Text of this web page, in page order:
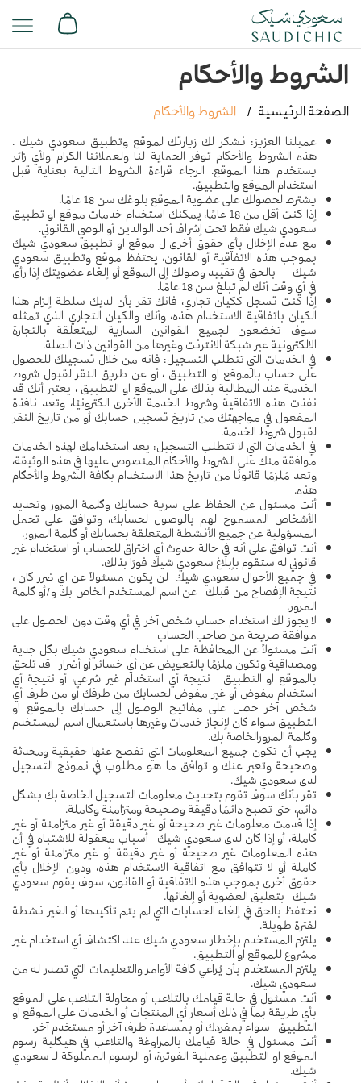
الشروط والأحكام
الصفحة الرئيسية الشروط والأحكام
عميلنا العزيز: نشكر لك زيارتك لموقع وتطبيق سعودي شيك .
هذه الشروط والأحكام توفر الحماية لنا ولعملائنا الكرام ولأي زائر
يستخدم هذا الموقع. الرجاء قراءة الشروط التالية بعناية قبل
استخدام الموقع والتطبيق.
يشترط لحصولك على عضوية الموقع بلوغك سن 18 عامًا.
إذا كنت أقل من 18 عامًا، يمكنك استخدام خدمات موقع او تطبيق
سعودي شيك فقط تحت إشراف أحد الوالدين أو الوصي القانوني.
مع عدم الإخلال بأي حقوق أخرى ل موقع او تطبيق سعودي شيك
بموجب هذه الاتفاقية أو القانون، يحتفظ موقع وتطبيق سعودي
شيك بالحق في تقييد وصولك إلى الموقع أو إلغاء عضويتك إذا رأى
في أي وقت أنك لم تبلغ سن 18 عامًا.
إذا كنت تسجل ككيان تجاري، فانك تقر بأن لديك سلطة إلزام هذا
الكيان باتفاقية الاستخدام هذه، وأنك والكيان التجاري الذي تمثله
سوف تخضعون لجميع القوانين السارية المتعلقة بالتجارة
الالكترونية عبر شبكة الانترنت وغيرها من القوانين ذات الصلة.
في الخدمات التي تتطلب التسجيل: فانه من خلال تسجيلك للحصول
على حساب بالموقع او التطبيق ، أو عن طريق النقر لقبول شروط
الخدمة عند المطالبة بذلك على الموقع او التطبيق ، يعتبر أنك قد
نفذت هذه الاتفاقية وشروط الخدمة الأخرى الكترونيًا، وتعد نافذة
المفعول في مواجهتك من تاريخ تسجيل حسابك أو من تاريخ النقر
لقبول شروط الخدمة.
في الخدمات التي لا تتطلب التسجيل: يعد استخدامك لهذه الخدمات
موافقة منك على الشروط والأحكام المنصوص عليها في هذه الوثيقة،
وتعد مُلزمًا قانونًا من تاريخ هذا الاستخدام بكافة الشروط والأحكام
هذه.
أنت مسئول عن الحفاظ على سرية حسابك وكلمة المرور وتحديد
الأشخاص المسموح لهم بالوصول لحسابك، وتوافق على تحمل
المسؤولية عن جميع الأنشطة المتعلقة بحسابك أو كلمة المرور.
أنت توافق على أنه في حالة حدوث أي اختراق للحساب أو استخدام غير
قانوني له ستقوم بإبلاغ سعودي شيك فورًا بذلك.
في جميع الأحوال سعودي شيك لن يكون مسئولاً عن اي ضرر كان ،
نتيجة الإفصاح من قبلك عن اسم المستخدم الخاص بك و/أو كلمة
المرور.
لا يجوز لك استخدام حساب شخص آخر في أي وقت دون الحصول على
موافقة صريحة من صاحب الحساب
أنت مسئولاً عن المحافظة على استخدام سعودي شيك بكل جدية
ومصداقية وتكون ملزمًا بالتعويض عن أي خسائر أو أضرار قد تلحق
بالموقع او التطبيق نتيجة أي استخدام غير شرعي، أو نتيجة أي
استخدام مفوض أو غير مفوض لحسابك من طرفك أو من طرف أي
شخص آخر حصل على مفاتيح الوصول إلى حسابك بالموقع او
التطبيق سواء كان لإنجاز خدمات وغيرها باستعمال اسم المستخدم
وكلمة المرورالخاصة بك.
يجب أن تكون جميع المعلومات التي تفصح عنها حقيقية ومحدثة
وصحيحة وتعبر عنك و توافق ما هو مطلوب في نموذج التسجيل
لدى سعودي شيك.
تقر بأنك سوف تقوم بتحديث معلومات التسجيل الخاصة بك بشكل
دائم، حتى تصبح دائمًا دقيقة وصحيحة ومتزامنة وكاملة.
إذا قدمت معلومات غير صحيحة أو غير دقيقة أو غير متزامنة أو غير
كاملة، أو إذا كان لدى سعودي شيك أسباب معقولة للاشتباه في أن
هذه المعلومات غير صحيحة أو غير دقيقة أو غير متزامنة أو غير
كاملة أو لا تتوافق مع اتفاقية الاستخدام هذه، ودون الإخلال بأي
حقوق أخرى بموجب هذه الاتفاقية أو القانون، سوف يقوم سعودي
شيك بتعليق العضوية أو إلغائها.
نحتفظ بالحق في إلغاء الحسابات التي لم يتم تأكيدها أو الغير نشطة
لفترة طويلة.
يلتزم المستخدم بإخطار سعودي شيك عند اكتشاف أي استخدام غير
مشروع للموقع او التطبيق.
يلتزم المستخدم بأن يُراعي كافة الأوامر والتعليمات التي تصدر له من
سعودي شيك.
أنت مسئول في حالة قيامك بالتلاعب أو محاولة التلاعب على الموقع
بأي طريقة بما في ذلك أسعار أي المنتجات أو الخدمات على الموقع او
التطبيق سواء بمفردك أو بمساعدة طرف آخر أو مستخدم آخر.
أنت مسئول في حالة قيامك بالمراوغة والتلاعب في هيكلية رسوم
الموقع او التطبيق وعملية الفوترة، أو الرسوم المملوكة لـ سعودي
شيك.